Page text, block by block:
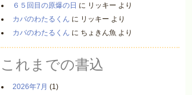
６５回目の原爆の日 に リッキー より
カバのわたるくん に リッキー より
カバのわたるくん に ちょきん魚 より
これまでの書込
2026年7月 (1)